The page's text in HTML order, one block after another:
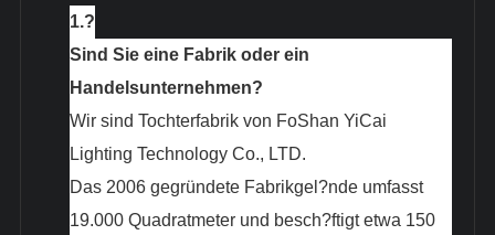
1.?
Sind Sie eine Fabrik oder ein
Handelsunternehmen?
Wir sind Tochterfabrik von FoShan YiCai
Lighting Technology Co., LTD.
Das 2006 gegründete Fabrikgel?nde umfasst
19.000 Quadratmeter und besch?ftigt etwa 150